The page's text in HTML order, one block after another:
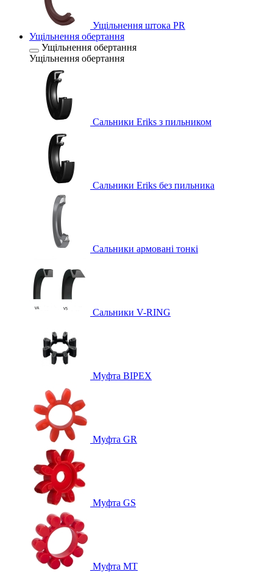
Ущільнення штока PR
Ущільнення обертання
Ущільнення обертання
Ущільнення обертання
Сальники Eriks з пильником
Сальники Eriks без пильника
Сальники армовані тонкі
Сальники V-RING
Муфта BIPEX
Муфта GR
Муфта GS
Муфта MT